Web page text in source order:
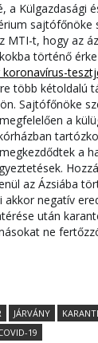
a Külgazdasági
sajtófőnöke
MTI-t, hogy az
történő
több kétoldalú
Sajtófőnöke
a
a
az Ázsiába
akkor negatív
után
ne
JÁRVÁNY
19